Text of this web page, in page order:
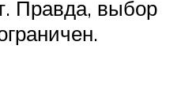
Правда, выбор